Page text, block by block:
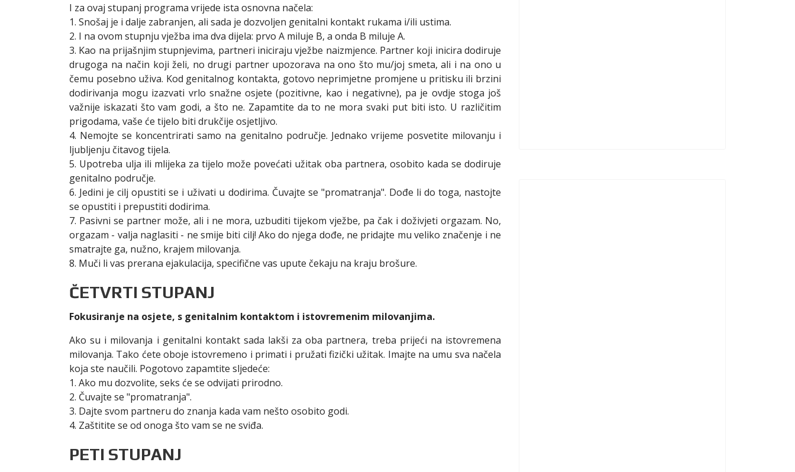
I za ovaj stupanj programa vrijede ista osnovna načela:
1. Snošaj je i dalje zabranjen, ali sada je dozvoljen genitalni kontakt rukama i/ili ustima.
2. I na ovom stupnju vježba ima dva dijela: prvo A miluje B, a onda B miluje A.
3. Kao na prijašnjim stupnjevima, partneri iniciraju vježbe naizmjence. Partner koji inicira dodiruje
drugoga na način koji želi, no drugi partner upozorava na ono što mu/joj smeta, ali i na ono u
čemu posebno uživa. Kod genitalnog kontakta, gotovo neprimjetne promjene u pritisku ili brzini
dodirivanja mogu izazvati vrlo snažne osjete (pozitivne, kao i negativne), pa je ovdje stoga još
važnije iskazati što vam godi, a što ne. Zapamtite da to ne mora svaki put biti isto. U različitim
prigodama, vaše će tijelo biti drukčije osjetljivo.
4. Nemojte se koncentrirati samo na genitalno područje. Jednako vrijeme posvetite milovanju i
ljubljenju čitavog tijela.
5. Upotreba ulja ili mlijeka za tijelo može povećati užitak oba partnera, osobito kada se dodiruje
genitalno područje.
6. Jedini je cilj opustiti se i uživati u dodirima. Čuvajte se "promatranja". Dođe li do toga, nastojte
se opustiti i prepustiti dodirima.
7. Pasivni se partner može, ali i ne mora, uzbuditi tijekom vježbe, pa čak i doživjeti orgazam. No,
orgazam - valja naglasiti - ne smije biti cilj! Ako do njega dođe, ne pridajte mu veliko značenje i ne
smatrajte ga, nužno, krajem milovanja.
8. Muči li vas prerana ejakulacija, specifične vas upute čekaju na kraju brošure.
ČETVRTI STUPANJ
Fokusiranje na osjete, s genitalnim kontaktom i istovremenim milovanjima.
Ako su i milovanja i genitalni kontakt sada lakši za oba partnera, treba prijeći na istovremena
milovanja. Tako ćete oboje istovremeno i primati i pružati fizički užitak. Imajte na umu sva načela
koja ste naučili. Pogotovo zapamtite sljedeće:
1. Ako mu dozvolite, seks će se odvijati prirodno.
2. Čuvajte se "promatranja".
3. Dajte svom partneru do znanja kada vam nešto osobito godi.
4. Zaštitite se od onoga što vam se ne sviđa.
PETI STUPANJ